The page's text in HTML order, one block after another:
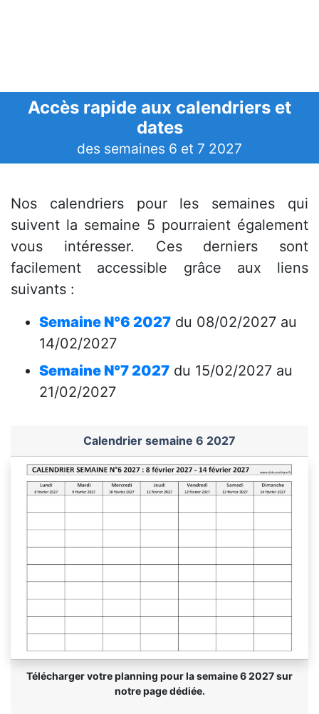
Accès rapide aux calendriers et
dates
des semaines 6 et 7 2027
Nos calendriers pour les semaines qui
suivent la semaine 5 pourraient également
vous intéresser. Ces derniers sont
facilement accessible grâce aux liens
suivants :
Semaine N°6 2027 du 08/02/2027 au
14/02/2027
Semaine N°7 2027 du 15/02/2027 au
21/02/2027
Calendrier semaine 6 2027
Télécharger votre planning pour la semaine 6 2027 sur
notre page dédiée.